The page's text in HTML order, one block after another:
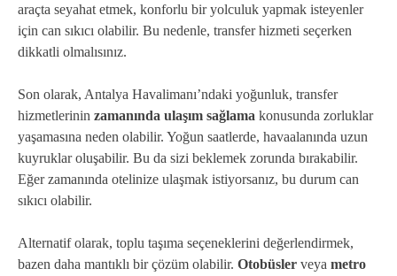
araçta seyahat etmek, konforlu bir yolculuk yapmak isteyenler
için can sıkıcı olabilir. Bu nedenle, transfer hizmeti seçerken
dikkatli olmalısınız.
Son olarak, Antalya Havalimanı’ndaki yoğunluk, transfer
hizmetlerinin zamanında ulaşım sağlama konusunda zorluklar
yaşamasına neden olabilir. Yoğun saatlerde, havaalanında uzun
kuyruklar oluşabilir. Bu da sizi beklemek zorunda bırakabilir.
Eğer zamanında otelinize ulaşmak istiyorsanız, bu durum can
sıkıcı olabilir.
Alternatif olarak, toplu taşıma seçeneklerini değerlendirmek,
bazen daha mantıklı bir çözüm olabilir. Otobüsler veya metro